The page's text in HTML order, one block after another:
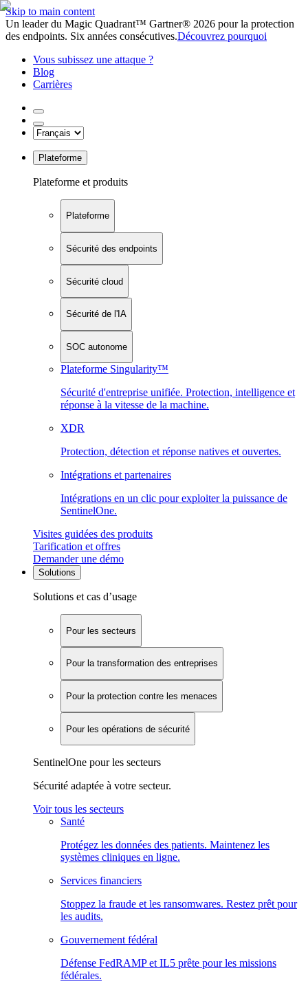
Skip to main content
Un leader du Magic Quadrant™ Gartner® 2026 pour la protection
des endpoints. Six années consécutives.Découvrez pourquoi
Vous subissez une attaque ?
Blog
Carrières
Plateforme
Plateforme et produits
Plateforme
Sécurité des endpoints
Sécurité cloud
Sécurité de l'IA
SOC autonome
Plateforme Singularity™
Sécurité d'entreprise unifiée. Protection, intelligence et
réponse à la vitesse de la machine.
XDR
Protection, détection et réponse natives et ouvertes.
Intégrations et partenaires
Intégrations en un clic pour exploiter la puissance de
SentinelOne.
Visites guidées des produits
Tarification et offres
Demander une démo
Solutions
Solutions et cas d’usage
Pour les secteurs
Pour la transformation des entreprises
Pour la protection contre les menaces
Pour les opérations de sécurité
SentinelOne pour les secteurs
Sécurité adaptée à votre secteur.
Voir tous les secteurs
Santé
Protégez les données des patients. Maintenez les
systèmes cliniques en ligne.
Services financiers
Stoppez la fraude et les ransomwares. Restez prêt pour
les audits.
Gouvernement fédéral
Défense FedRAMP et IL5 prête pour les missions
fédérales.